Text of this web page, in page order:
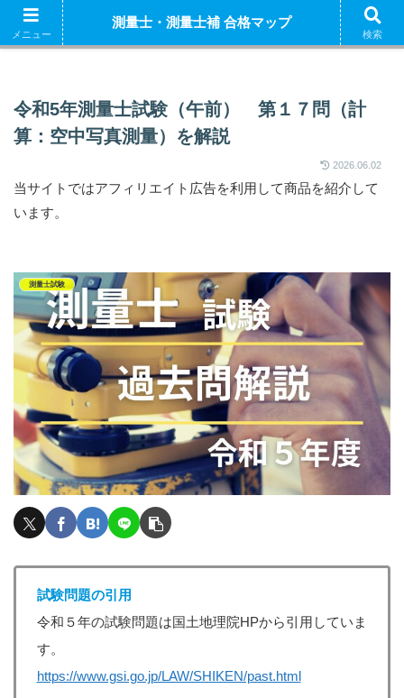
ホーム 測量
令和5年測量士試験（午前） 第１７問（計
算：空中写真測量）を解説
2026.06.02
当サイトではアフィリエイト広告を利用して商品を紹介して
います。
測量士試験
試験問題の引用
令和５年の試験問題は国土地理院HPから引用していま
す。
https://www.gsi.go.jp/LAW/SHIKEN/past.html
メニュー
測量士・測量士補 合格マップ
検索